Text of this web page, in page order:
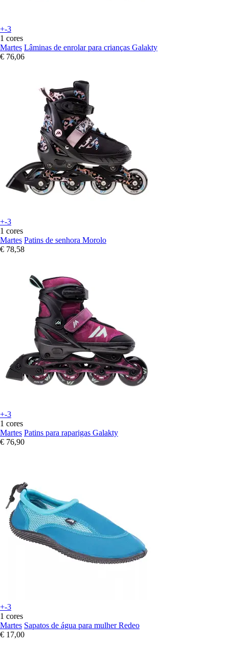
+-3
1 cores
Martes Lâminas de enrolar para crianças Galakty
€ 76,06
+-3
1 cores
Martes Patins de senhora Morolo
€ 78,58
+-3
1 cores
Martes Patins para raparigas Galakty
€ 76,90
+-3
1 cores
Martes Sapatos de água para mulher Redeo
€ 17,00